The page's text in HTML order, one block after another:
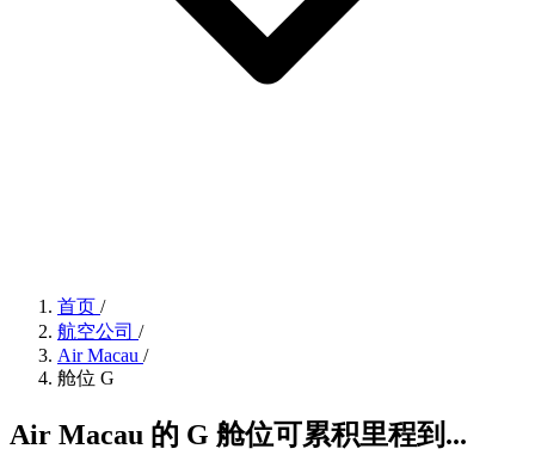
首页 /
航空公司 /
Air Macau /
舱位 G
Air Macau 的 G 舱位可累积里程到...